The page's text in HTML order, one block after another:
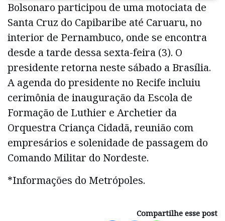
Bolsonaro participou de uma motociata de
Santa Cruz do Capibaribe até Caruaru, no
interior de Pernambuco, onde se encontra
desde a tarde dessa sexta-feira (3). O
presidente retorna neste sábado a Brasília.
A agenda do presidente no Recife incluiu
cerimônia de inauguração da Escola de
Formação de Luthier e Archetier da
Orquestra Criança Cidadã, reunião com
empresários e solenidade de passagem do
Comando Militar do Nordeste.
*Informações do Metrópoles.
Compartilhe esse post